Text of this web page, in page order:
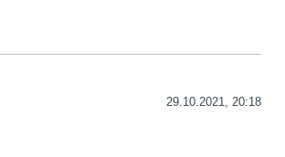
29.10.2021, 20:18